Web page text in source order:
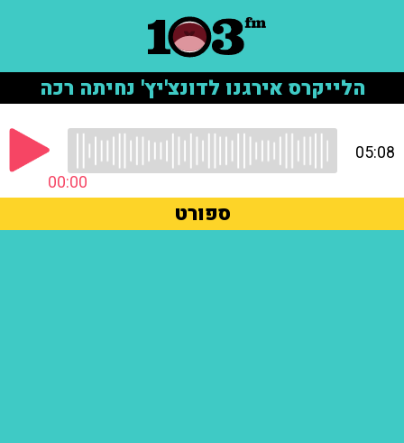
הלייקרס אירגנו לדונצ'יץ' נחיתה רכה
00:00
05:08
ספורט